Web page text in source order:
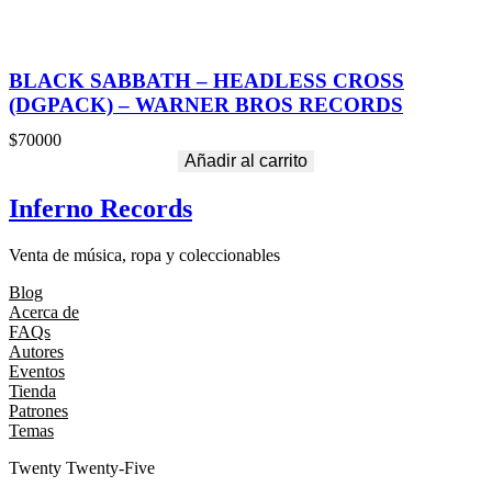
BLACK SABBATH – HEADLESS CROSS
(DGPACK) – WARNER BROS RECORDS
$70000
Añadir al carrito
Inferno Records
Venta de música, ropa y coleccionables
Blog
Acerca de
FAQs
Autores
Eventos
Tienda
Patrones
Temas
Twenty Twenty-Five